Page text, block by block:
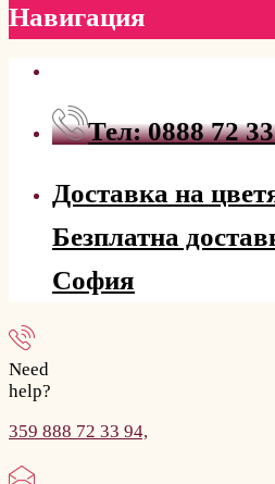
Навигация
Тел: 0888 72
Доставка на
Безплатна
София
Need
help?
359 888 72 33 94,